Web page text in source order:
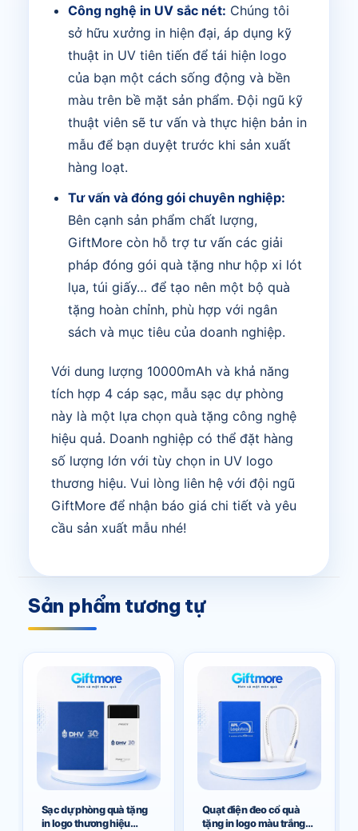
Công nghệ in UV sắc nét: Chúng tôi
sở hữu xưởng in hiện đại, áp dụng kỹ
thuật in UV tiên tiến để tái hiện logo
của bạn một cách sống động và bền
màu trên bề mặt sản phẩm. Đội ngũ kỹ
thuật viên sẽ tư vấn và thực hiện bản in
mẫu để bạn duyệt trước khi sản xuất
hàng loạt.
Tư vấn và đóng gói chuyên nghiệp:
Bên cạnh sản phẩm chất lượng,
GiftMore còn hỗ trợ tư vấn các giải
pháp đóng gói quà tặng như hộp xi lót
lụa, túi giấy… để tạo nên một bộ quà
tặng hoàn chỉnh, phù hợp với ngân
sách và mục tiêu của doanh nghiệp.
Với dung lượng 10000mAh và khả năng
tích hợp 4 cáp sạc, mẫu sạc dự phòng
này là một lựa chọn quà tặng công nghệ
hiệu quả. Doanh nghiệp có thể đặt hàng
số lượng lớn với tùy chọn in UV logo
thương hiệu. Vui lòng liên hệ với đội ngũ
GiftMore để nhận báo giá chi tiết và yêu
cầu sản xuất mẫu nhé!
Sản phẩm tương tự
Sạc dự phòng quà tặng
in logo thương hiệu
Quạt điện đeo cổ quà
tặng in logo màu trắng